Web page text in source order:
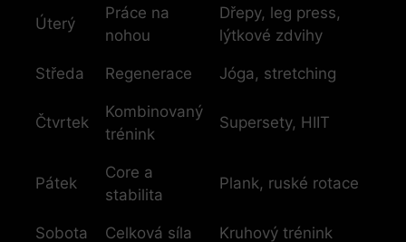
Úterý
Práce na
nohou
Dřepy, leg press,
lýtkové zdvihy
Středa Regenerace Jóga, stretching
Čtvrtek
Kombinovaný
trénink
Supersety, HIIT
Pátek
Core a
stabilita
Plank, ruské rotace
Sobota Celková síla Kruhový trénink